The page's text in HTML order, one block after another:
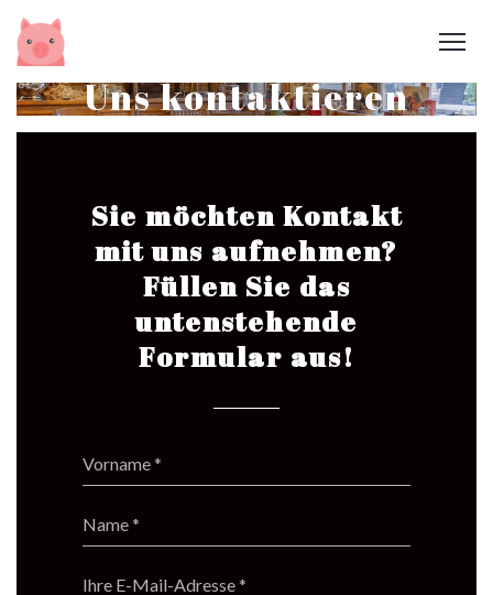
Uns kontaktieren
Sie möchten Kontakt
mit uns aufnehmen?
Füllen Sie das
untenstehende
Formular aus!